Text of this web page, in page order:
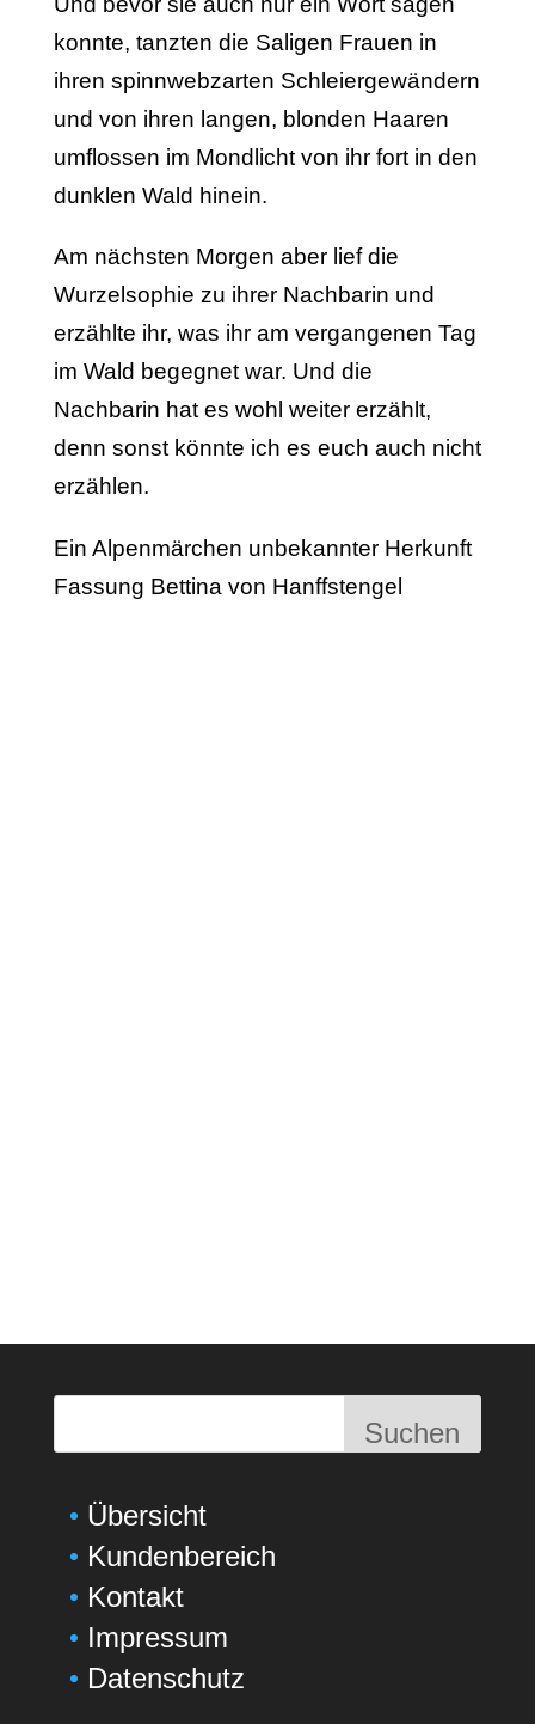
konnte, tanzten die Saligen Frauen in
ihren spinnwebzarten Schleiergewändern
und von ihren langen, blonden Haaren
umflossen im Mondlicht von ihr fort in den
dunklen Wald hinein.
Am nächsten Morgen aber lief die
Wurzelsophie zu ihrer Nachbarin und
erzählte ihr, was ihr am vergangenen Tag
im Wald begegnet war. Und die
Nachbarin hat es wohl weiter er­zählt,
denn sonst könnte ich es euch auch nicht
erzählen.
Ein Alpenmärchen unbekannter Herkunft
Fassung Bettina von Hanffstengel
Suchen
Übersicht
Kundenbereich
Kontakt
Impressum
Datenschutz